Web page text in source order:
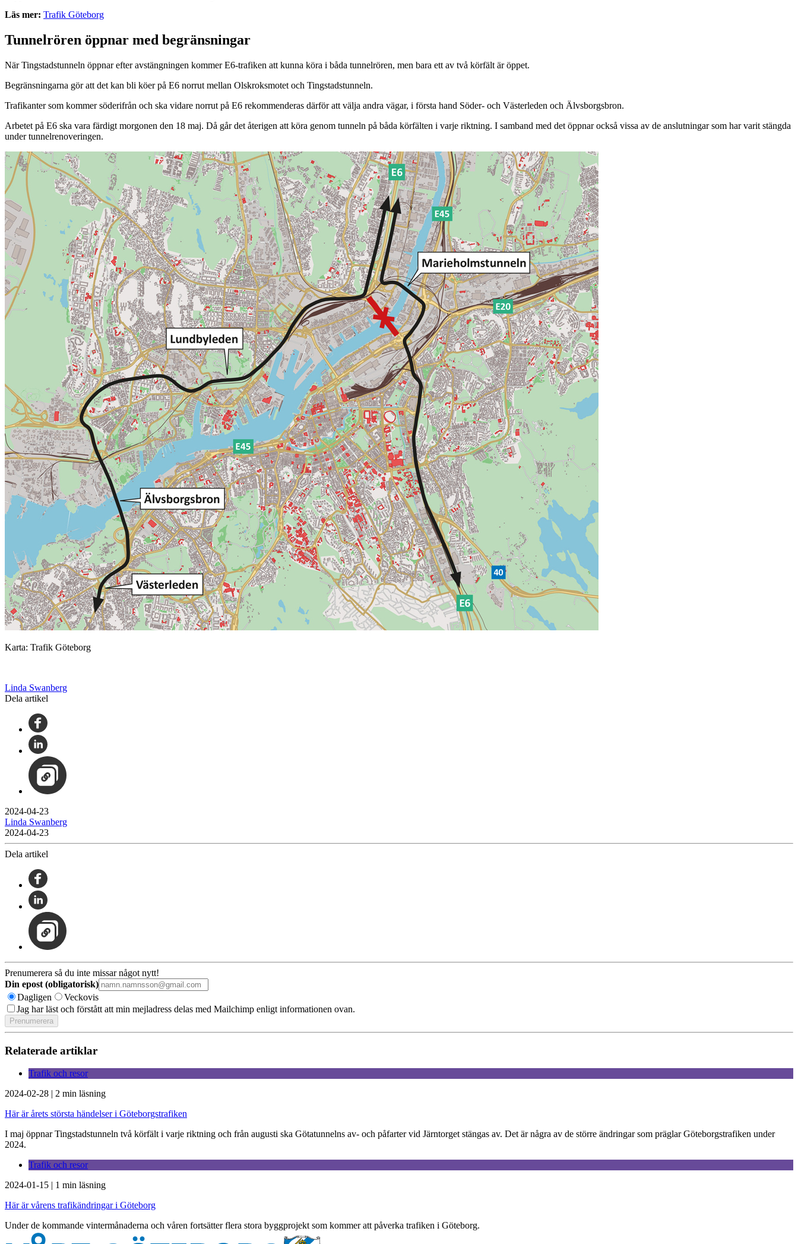
Läs mer: Trafik Göteborg
Tunnelrören öppnar med begränsningar
När Tingstadstunneln öppnar efter avstängningen kommer E6-trafiken att kunna köra i båda tunnelrören, men bara ett av två körfält är öppet.
Begränsningarna gör att det kan bli köer på E6 norrut mellan Olskroksmotet och Tingstadstunneln.
Trafikanter som kommer söderifrån och ska vidare norrut på E6 rekommenderas därför att välja andra vägar, i första hand Söder- och Västerleden och Älvsborgsbron.
Arbetet på E6 ska vara färdigt morgonen den 18 maj. Då går det återigen att köra genom tunneln på båda körfälten i varje riktning. I samband med det öppnar också vissa av de anslutningar som har varit stängda
under tunnelrenoveringen.
Karta: Trafik Göteborg
Linda Swanberg
Dela artikel
2024-04-23
Linda Swanberg
2024-04-23
Dela artikel
Prenumerera så du inte missar något nytt!
Din epost (obligatorisk)
Dagligen
Veckovis
Jag har läst och förstått att min mejladress delas med Mailchimp enligt informationen ovan.
Relaterade artiklar
Trafik och resor
2024-02-28 | 2 min läsning
Här är årets största händelser i Göteborgstrafiken
I maj öppnar Tingstadstunneln två körfält i varje riktning och från augusti ska Götatunnelns av- och påfarter vid Järntorget stängas av. Det är några av de större ändringar som präglar Göteborgstrafiken under
2024.
Trafik och resor
2024-01-15 | 1 min läsning
Här är vårens trafikändringar i Göteborg
Under de kommande vintermånaderna och våren fortsätter flera stora byggprojekt som kommer att påverka trafiken i Göteborg.